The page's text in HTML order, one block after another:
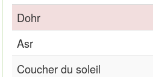
Dohr
Asr
Coucher du soleil